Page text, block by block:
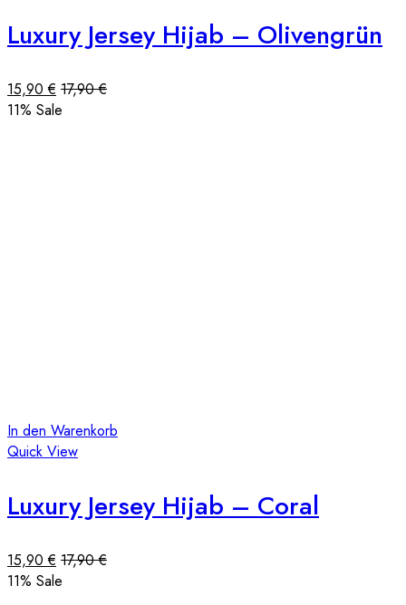
Luxury Jersey Hijab – Olivengrün
15,90€ 17,90€
11% Sale
In den Warenkorb
Quick View
Luxury Jersey Hijab – Coral
15,90€ 17,90€
11% Sale